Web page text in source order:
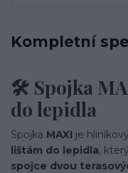
Kompletní
🛠️ Spojka
do lepidla
Spojka MAXI je hliníkový
lištám do lepidla,
spojce dvou